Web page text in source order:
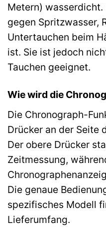
Metern)
gegen Spritzwasser,
Untertauchen beim
ist. Sie ist jedoch
Tauchen geeignet.
Wie wird die
Die Chronograph-
Drücker an der Seite
Der obere Drücker
Zeitmessung,
Die genaue
spezifisches Modell
Lieferumfang.